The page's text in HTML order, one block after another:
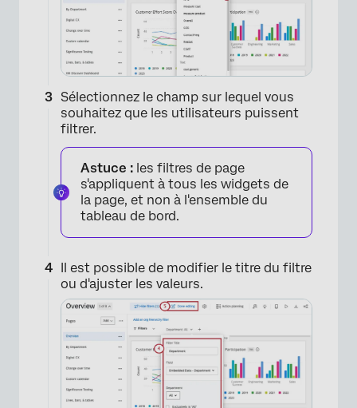
Sélectionnez le champ sur lequel vous
souhaitez que les utilisateurs puissent
filtrer.
Astuce : les filtres de page
s'appliquent à tous les widgets de
la page, et non à l'ensemble du
tableau de bord.
Il est possible de modifier le titre du filtre
ou d'ajuster les valeurs.